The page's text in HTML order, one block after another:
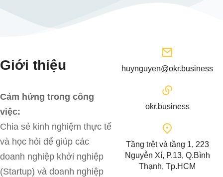
Giới thiệu
Cảm hứng trong công
việc:
Chia sẻ kinh nghiệm thực tế
và học hỏi để giúp các
doanh nghiệp khởi nghiệp
(Startup) và doanh nghiệp
huynguyen@okr.business
okr.business
Tầng trệt và tầng 1, 223
Nguyễn Xí, P.13, Q.Bình
Thạnh, Tp.HCM